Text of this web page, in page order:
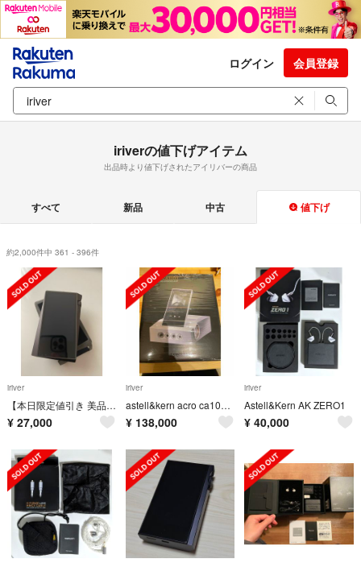
ログイン 会員登録
iriverの値下げアイテム
出品時より値下げされたアイリバーの商品
すべて 新品 中古 値下げ
約2,000件中 361 - 396件
iriver
【本日限定値引き 美品】SR15 Astell & kern DAP
¥ 27,000
iriver
astell&kern acro ca1000 美品
¥ 138,000
iriver
Astell&Kern AK ZERO1
¥ 40,000